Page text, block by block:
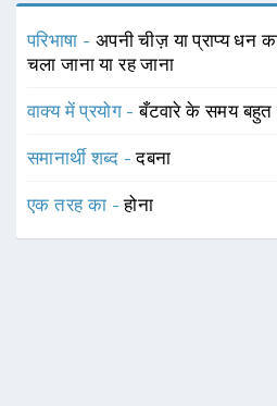
परिभाषा - अपनी चीज़ या प्राप्य धन
चला जाना या रह जाना
वाक्य में प्रयोग -बँटवारे के समय बहुत
समानार्थी शब्द -दबना
एक तरह का -होना